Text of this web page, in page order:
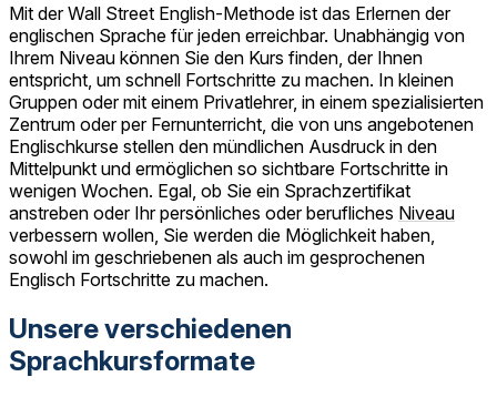
Mit der Wall Street English-Methode ist das Erlernen der
englischen Sprache für jeden erreichbar. Unabhängig von
Ihrem Niveau können Sie den Kurs finden, der Ihnen
entspricht, um schnell Fortschritte zu machen. In kleinen
Gruppen oder mit einem Privatlehrer, in einem spezialisierten
Zentrum oder per Fernunterricht, die von uns angebotenen
Englischkurse stellen den mündlichen Ausdruck in den
Mittelpunkt und ermöglichen so sichtbare Fortschritte in
wenigen Wochen. Egal, ob Sie ein Sprachzertifikat
anstreben oder Ihr persönliches oder berufliches Niveau
verbessern wollen, Sie werden die Möglichkeit haben,
sowohl im geschriebenen als auch im gesprochenen
Englisch Fortschritte zu machen.
Unsere verschiedenen
Sprachkursformate